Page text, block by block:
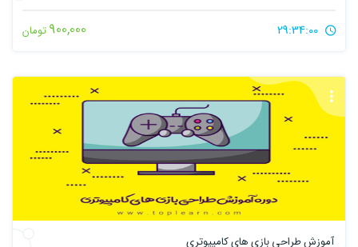
900,000تومان
آموزش طراحی بازی های کامپیوتری